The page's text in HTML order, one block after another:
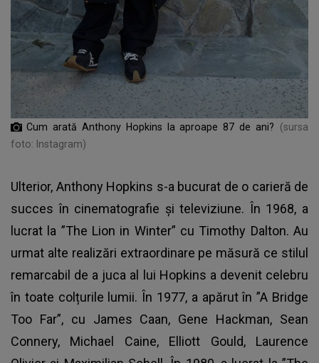
Cum arată Anthony Hopkins la aproape 87 de ani?
(sursa
foto: Instagram)
Ulterior, Anthony Hopkins s-a bucurat de o carieră de
succes în cinematografie și televiziune. În 1968, a
lucrat la ”The Lion in Winter” cu Timothy Dalton. Au
urmat alte realizări extraordinare pe măsură ce stilul
remarcabil de a juca al lui Hopkins a devenit celebru
în toate colțurile lumii. În 1977, a apărut în ”A Bridge
Too Far”, cu James Caan, Gene Hackman, Sean
Connery, Michael Caine, Elliott Gould, Laurence